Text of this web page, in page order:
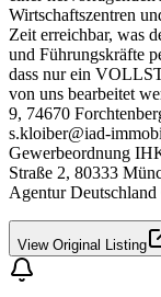
Wirtschaftszentren
Zeit erreichbar, was
und Führungskräfte
dass nur ein
von uns bearbeitet
9, 74670
s.kloiber@iad-
Gewerbeordnung
Straße 2, 80333
Agentur
View Original Listing